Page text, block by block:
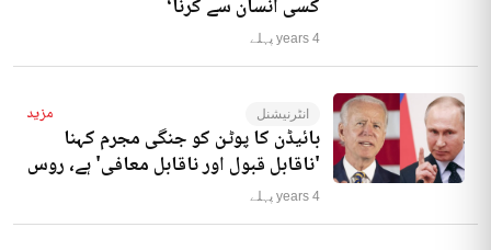
کسی انسان سے کرنا‘
4 years پہلے
انٹرنیشنل مزید
بائیڈن کا پوٹن کو جنگی مجرم کہنا
'ناقابل قبول اور ناقابل معافی' ہے، روس
4 years پہلے